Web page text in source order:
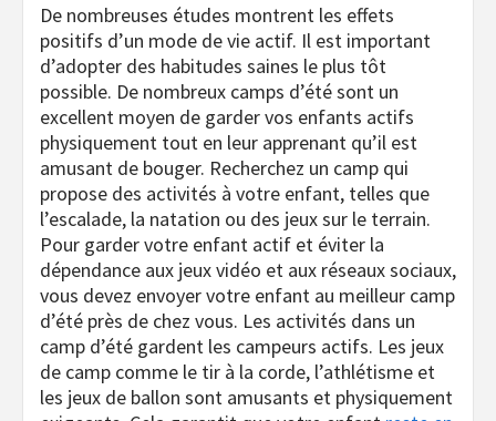
De nombreuses études montrent les effets
positifs d’un mode de vie actif. Il est important
d’adopter des habitudes saines le plus tôt
possible. De nombreux camps d’été sont un
excellent moyen de garder vos enfants actifs
physiquement tout en leur apprenant qu’il est
amusant de bouger. Recherchez un camp qui
propose des activités à votre enfant, telles que
l’escalade, la natation ou des jeux sur le terrain.
Pour garder votre enfant actif et éviter la
dépendance aux jeux vidéo et aux réseaux sociaux,
vous devez envoyer votre enfant au meilleur camp
d’été près de chez vous. Les activités dans un
camp d’été gardent les campeurs actifs. Les jeux
de camp comme le tir à la corde, l’athlétisme et
les jeux de ballon sont amusants et physiquement